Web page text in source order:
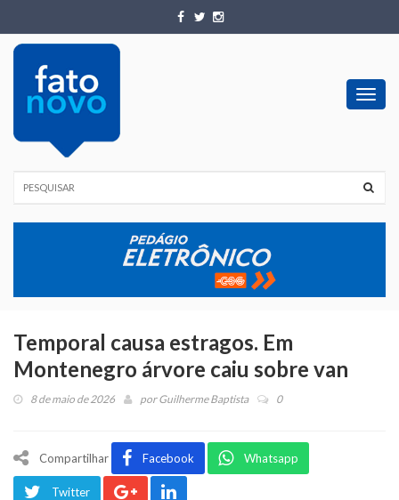
Temporal causa estragos. Em
Montenegro árvore caiu sobre van
8 de maio de 2026 porGuilherme Baptista 0
Compartilhar Facebook Whatsapp
Twitter